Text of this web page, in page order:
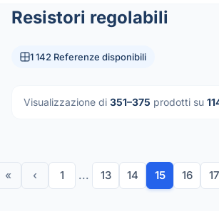
Resistori regolabili
1 142 Referenze disponibili
Visualizzazione di 351–375 prodotti su
« ‹ 1 ... 13 14 15 16 17